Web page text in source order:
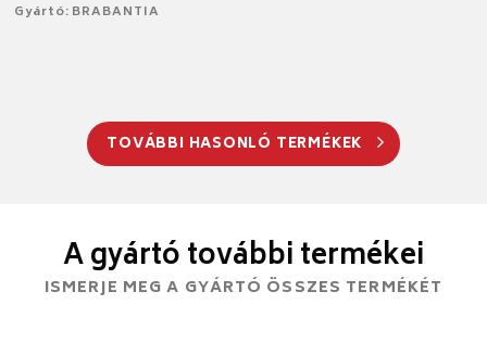
Gyártó: BRABANTIA
TOVÁBBI HASONLÓ TERMÉKEK
A gyártó további termékei
ISMERJE MEG A GYÁRTÓ ÖSSZES TERMÉKÉT